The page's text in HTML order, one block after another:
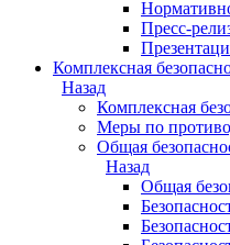
Пресс-
Комплексная
Назад
Комплексная
Меры по
Общая
Назад
Общая